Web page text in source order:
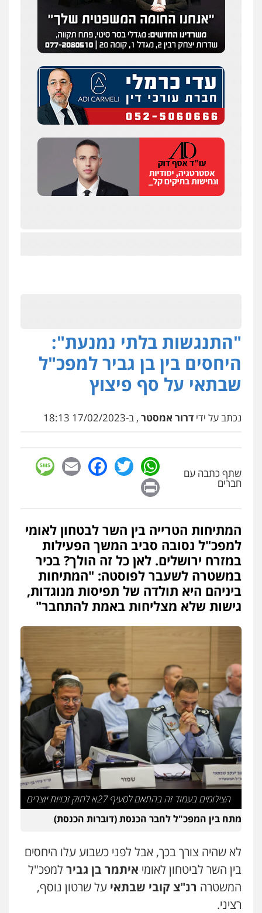
"התנגשות בלתי נמנעת":
היחסים בין בן גביר למפכ"ל
שבתאי על סף פיצוץ
נכתב על ידי דרור אמסטר , ב-17/02/2023 18:13
שתף כתבה עם
חברים
WhatsApp
Twitter
Facebook
Email
המתיחות הטרייה בין השר לבטחון לאומי
למפכ"ל נסובה סביב המשך הפעילות
במזרח ירושלים. לאן כל זה הולך? בכיר
במשטרה לשעבר לפוסטה: "המתיחות
ביניהם היא תולדה של תפיסות מנוגדות,
גישות שלא מצליחות באמת להתחבר"
הצילומים בעמוד זה בהתאם לסעיף 27א לחוק זכויות יוצרים
מתח בין המפכ"ל לחבר הכנסת (דוברות הכנסת)
לא שהיה צורך בכך, אבל לפני כשבוע עלו היחסים
בין השר לביטחון לאומי איתמר בן גביר למפכ"ל
המשטרה רנ"צ קובי שבתאי על שרטון נוסף,
רציני.